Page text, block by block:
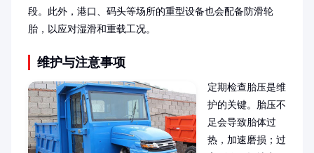
段。此外，港口、码头等场所的重型设备也会配备防滑轮
胎，以应对湿滑和重载工况。
维护与注意事项
定期检查胎压是维
护的关键。胎压不
足会导致胎体过
热，加速磨损；过